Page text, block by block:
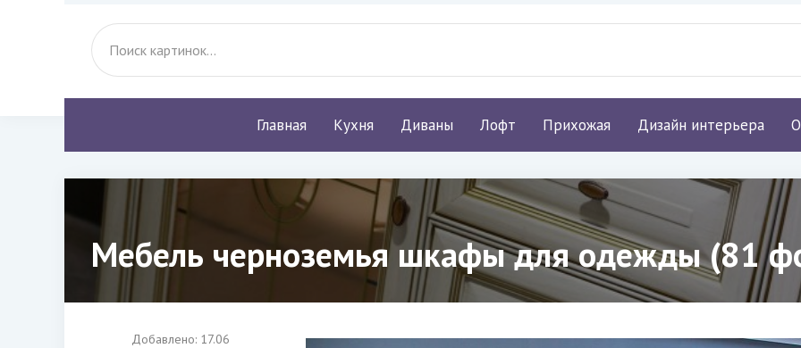
Главная Кухня Диваны Лофт Прихожая Дизайн интерьера
Мебель черноземья шкафы для одежды (81
Добавлено: 17.06